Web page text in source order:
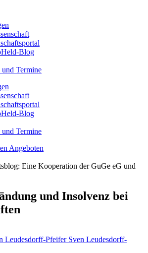
Blog
und Termine
Blog
und Termine
Angeboten
und Insolvenz bei
Sven Leudesdorff-